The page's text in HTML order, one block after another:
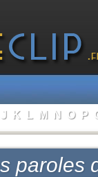
J K L M N O P
paroles